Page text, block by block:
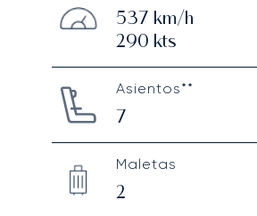
537 km/h
290 kts
Asientos**
7
Maletas
2